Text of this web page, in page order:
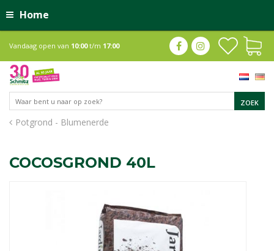
Home
Potgrond - Blumenerde
Vandaag open van 10:00t/m 17:00
COCOSGROND 40L